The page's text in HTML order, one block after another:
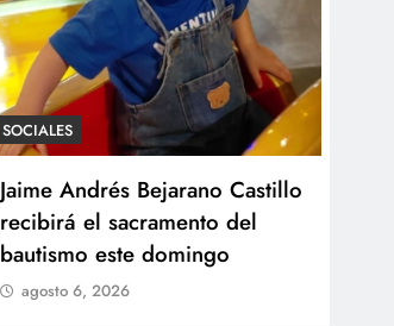
SOCIALES
Con amor y alegría celebran
el cumpleaños de Juan
agosto 6, 2026